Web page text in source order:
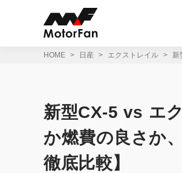
HOME 日産 エクストレイル 新
新型CX-5 vs エ
か燃費の良さか
徹底比較】